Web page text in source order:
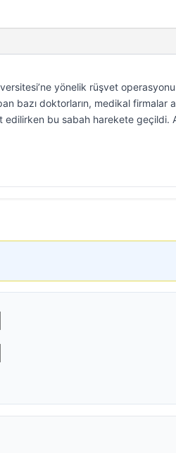
yönelik rüşvet
bazı doktorların, medikal firmalar
edilirken bu sabah harekete geçildi.